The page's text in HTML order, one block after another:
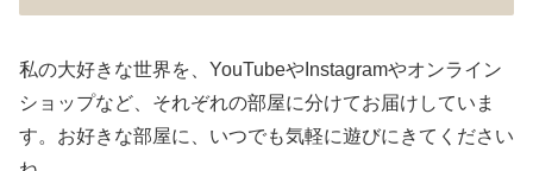
私の大好きな世界を、YouTubeやInstagramやオンライン
ショップなど、それぞれの部屋に分けてお届けしていま
す。お好きな部屋に、いつでも気軽に遊びにきてください